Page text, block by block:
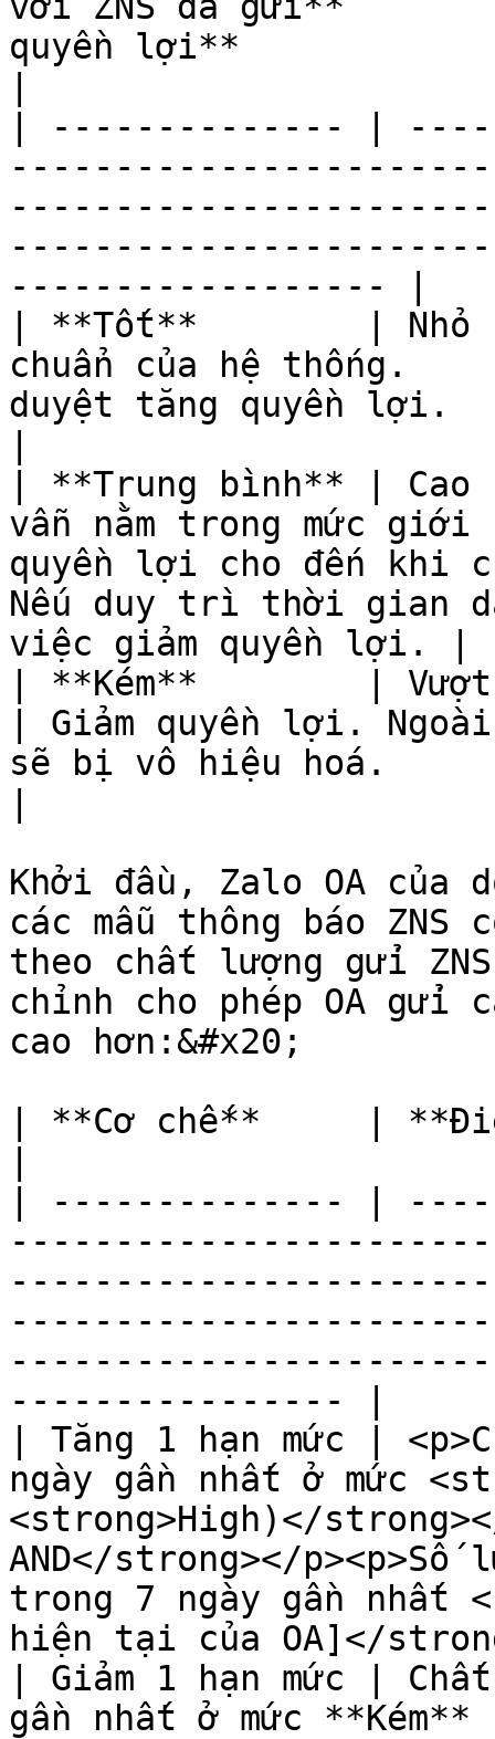
quyền lợi**
| -------------- |
------------------ |
| **Tốt**        | Nhỏ
chuẩn của hệ
duyệt tăng quyền lợi.
| **Trung bình** | Cao
vẫn nằm trong mức giới
quyền lợi cho đến khi
Nếu duy trì thời gian
việc giảm quyền lợi. |
| **Kém**        | Vượt
| Giảm quyền lợi.
sẽ bị vô hiệu hoá.
Khởi đầu, Zalo OA của
các mẫu thông báo
theo chất lượng gửi
chỉnh cho phép OA gửi
cao hơn:&#x20;
| **Cơ chế**     |
| -------------- |
---------------- |
| Tăng 1 hạn mức |
ngày gần nhất ở mức
<strong>High)</
AND</strong></
trong 7 ngày gần nhất
hiện tại của OA]</
| Giảm 1 hạn mức |
gần nhất ở mức